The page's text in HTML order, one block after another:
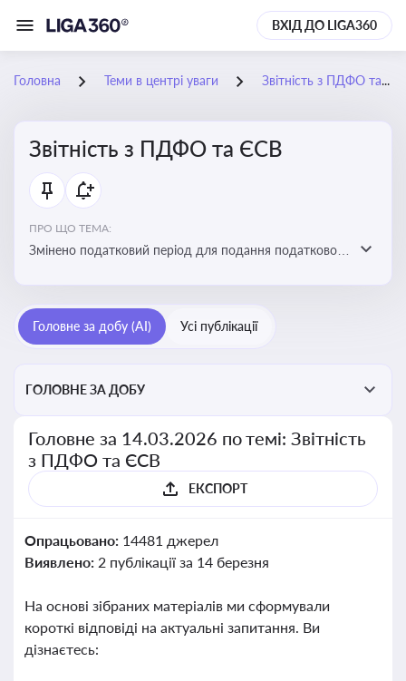
ВХІД ДО LIGA360
Головна Теми в центрі уваги Звітність з ПДФО та ЄСВ
Звітність з ПДФО та ЄСВ
ПРО ЩО ТЕМА:
Змінено податковий період для подання податкового
Головне за добу (AI) Усі публікації
ГОЛОВНЕ ЗА ДОБУ
Головне за 14.03.2026 по темі: Звітність
з ПДФО та ЄСВ
ЕКСПОРТ
Опрацьовано: 14481 джерел
Виявлено: 2 публікації за 14 березня
На основі зібраних матеріалів ми сформували
короткі відповіді на актуальні запитання. Ви
дізнаєтесь: